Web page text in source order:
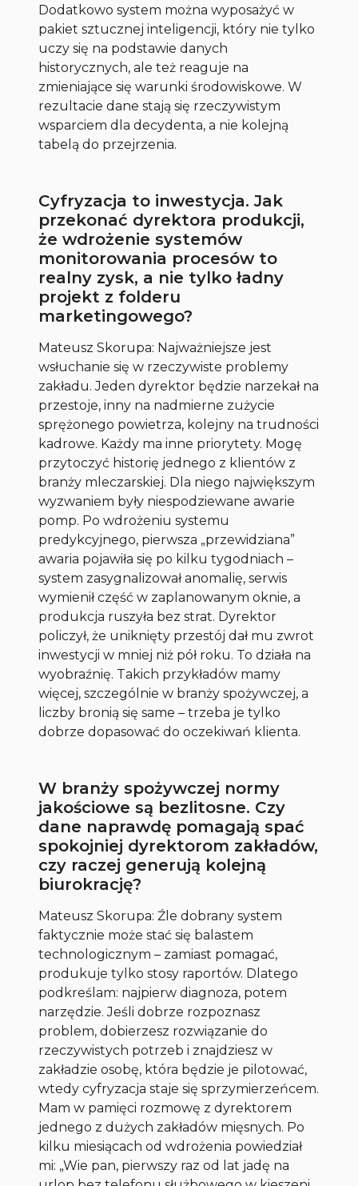
Dodatkowo system można wyposażyć w
pakiet sztucznej inteligencji, który nie tylko
uczy się na podstawie danych
historycznych, ale też reaguje na
zmieniające się warunki środowiskowe. W
rezultacie dane stają się rzeczywistym
wsparciem dla decydenta, a nie kolejną
tabelą do przejrzenia.
Cyfryzacja to inwestycja. Jak
przekonać dyrektora produkcji,
że wdrożenie systemów
monitorowania procesów to
realny zysk, a nie tylko ładny
projekt z folderu
marketingowego?
Mateusz Skorupa: Najważniejsze jest
wsłuchanie się w rzeczywiste problemy
zakładu. Jeden dyrektor będzie narzekał na
przestoje, inny na nadmierne zużycie
sprężonego powietrza, kolejny na trudności
kadrowe. Każdy ma inne priorytety. Mogę
przytoczyć historię jednego z klientów z
branży mleczarskiej. Dla niego największym
wyzwaniem były niespodziewane awarie
pomp. Po wdrożeniu systemu
predykcyjnego, pierwsza „przewidziana”
awaria pojawiła się po kilku tygodniach –
system zasygnalizował anomalię, serwis
wymienił część w zaplanowanym oknie, a
produkcja ruszyła bez strat. Dyrektor
policzył, że uniknięty przestój dał mu zwrot
inwestycji w mniej niż pół roku. To działa na
wyobraźnię. Takich przykładów mamy
więcej, szczególnie w branży spożywczej, a
liczby bronią się same – trzeba je tylko
dobrze dopasować do oczekiwań klienta.
W branży spożywczej normy
jakościowe są bezlitosne. Czy
dane naprawdę pomagają spać
spokojniej dyrektorom zakładów,
czy raczej generują kolejną
biurokrację?
Mateusz Skorupa: Źle dobrany system
faktycznie może stać się balastem
technologicznym – zamiast pomagać,
produkuje tylko stosy raportów. Dlatego
podkreślam: najpierw diagnoza, potem
narzędzie. Jeśli dobrze rozpoznasz
problem, dobierzesz rozwiązanie do
rzeczywistych potrzeb i znajdziesz w
zakładzie osobę, która będzie je pilotować,
wtedy cyfryzacja staje się sprzymierzeńcem.
Mam w pamięci rozmowę z dyrektorem
jednego z dużych zakładów mięsnych. Po
kilku miesiącach od wdrożenia powiedział
mi: „Wie pan, pierwszy raz od lat jadę na